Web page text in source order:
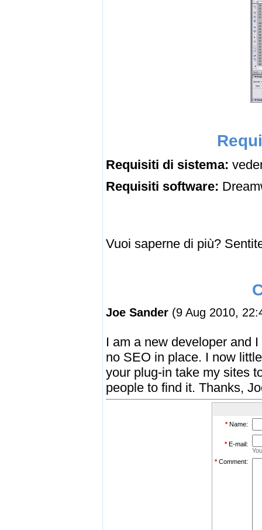
Requisiti di sistema:
Requisiti software:
Vuoi saperne di più?
Joe Sander (9 Aug 2010,
I am a new developer and
no SEO in place. I now
your plug-in take my sites
people to find it. Thanks,
*Name:
*E-mail:
*Comment: